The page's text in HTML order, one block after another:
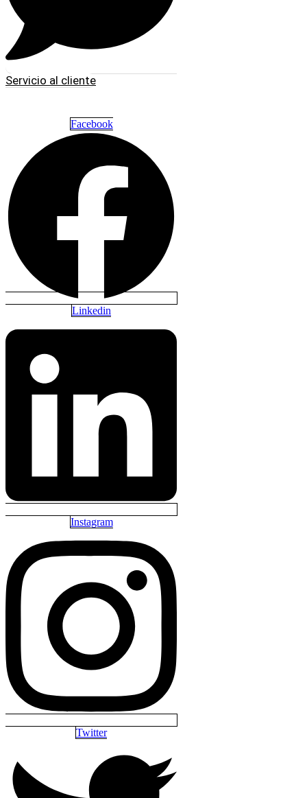
Servicio al cliente
Facebook
Linkedin
Instagram
Twitter